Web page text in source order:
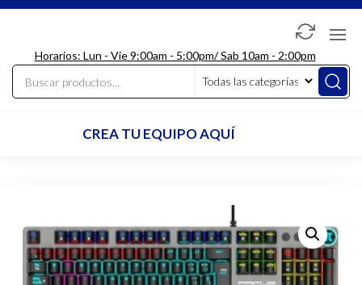
Saltar
contenido
LdcComputer
Horarios: Lun - Vie 9:00am - 5:00pm/ Sab 10am - 2:00pm
CREA TU EQUIPO AQUÍ